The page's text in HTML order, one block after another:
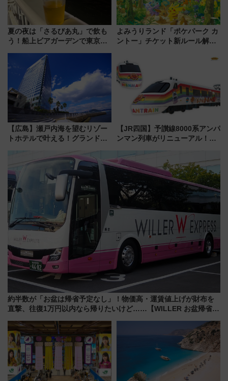
夏の夜は「さるびあ丸」で飲も
う！船上ビアガーデンで東京湾
杯……工場直送生ビールや島グ
ルメが美味い
よみうりランド「ポケパーク カ
ントー」チケット新ルール解
本人確認が11月スタート
【広島】瀬戸内海を望むリゾー
トホテルで叶える！グランドプ
ディング＆カジュアルパーティ
【JR四国】予讃線8000系アンパ
ンマン列車がリニューアル！内
今年12月
約半数が「お盆は帰省予定なし」！物価高・運賃値上げが財布を
直撃、往復1万円以内なら帰りたいけど……【WILLER お盆帰省動